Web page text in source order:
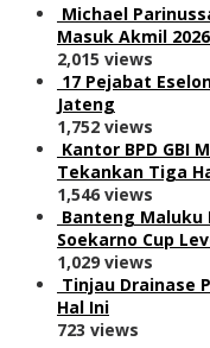
Michael
Masuk Akmil 2026
2,015 views
17 Pejabat
Jateng
1,752 views
Kantor BPD GBI
Tekankan Tiga
1,546 views
Banteng Maluku
Soekarno Cup
1,029 views
Tinjau Drainase
Hal Ini
723 views